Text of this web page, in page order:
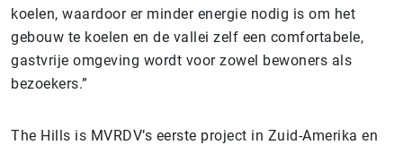
koelen, waardoor er minder energie nodig is om het
gebouw te koelen en de vallei zelf een comfortabele,
gastvrije omgeving wordt voor zowel bewoners als
bezoekers.”
The Hills is MVRDV’s eerste project in Zuid-Amerika en